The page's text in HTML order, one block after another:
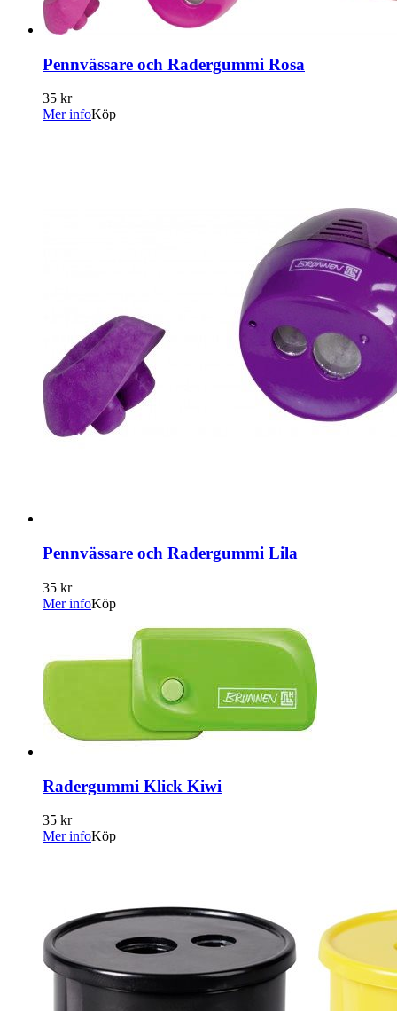
Pennvässare och Radergummi Rosa
35 kr
Mer infoKöp
Pennvässare och Radergummi Lila
35 kr
Mer infoKöp
Radergummi Klick Kiwi
35 kr
Mer infoKöp